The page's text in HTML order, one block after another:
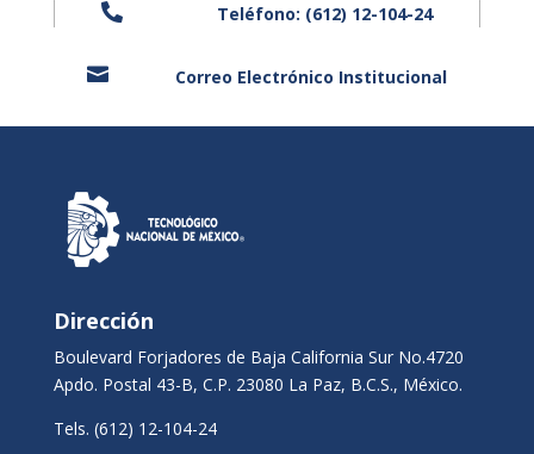
 Teléfono: (612) 12-104-24
 Correo Electrónico Institucional
Dirección
Boulevard Forjadores de Baja California Sur No.4720
Apdo. Postal 43-B, C.P. 23080 La Paz, B.C.S., México.
Tels. (612) 12-104-24